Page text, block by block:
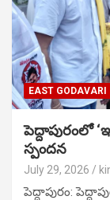
EAST GODAVARI
పెద్దాపురంలో
స్పందన
July 29, 2026
పెద్దాపురం: